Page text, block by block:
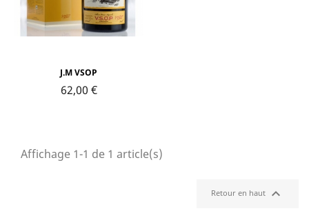
J.M VSOP
62,00 €
Affichage 1-1 de 1 article(s)
Retour en haut 